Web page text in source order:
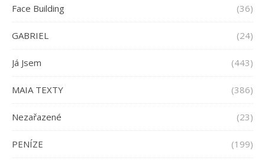
Face Building (36)
GABRIEL (24)
Já Jsem (443)
MAIA TEXTY (386)
Nezařazené (23)
PENÍZE (199)